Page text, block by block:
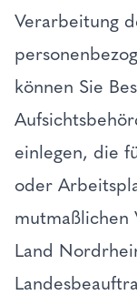
Verarbeitung
können Sie
einlegen, die
oder
mutmaßlichen
Land